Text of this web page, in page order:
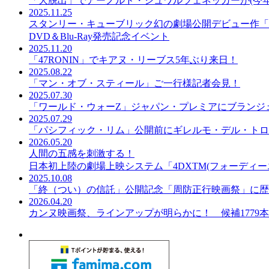
2025.11.25
スタンリー・キューブリック幻の劇場公開デビュー作
DVD＆Blu-Ray発売記念イベント
2025.11.20
「47RONIN」でキアヌ・リーブス5年ぶり来日！
2025.08.22
「マン・オブ・スティール」ご一行様記者会見！
2025.07.30
「ワールド・ウォーZ」ジャパン・プレミアにブラン
2025.07.29
「パシフィック・リム」公開前にギレルモ・デル・ト
2026.05.20
人間の五感を刺激する！
日本初上陸の劇場上映システム「4DXTM(フォーディ
2025.10.08
「終（つい）の信託」公開記念「周防正行映画祭」に
2026.04.20
カンヌ映画祭、ラインアップが明らかに！ 候補1779